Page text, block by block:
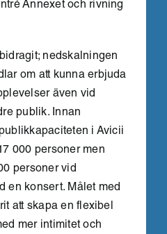
Annexet och rivning
nedskalningen
om att kunna erbjuda
även vid
publik. Innan
i Avicii
000 personer men
personer vid
en konsert. Målet med
att skapa en flexibel
mer intimitet och